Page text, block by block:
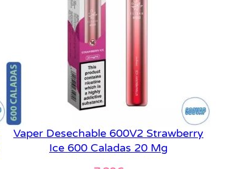
Vaper Desechable 600V2 Strawberry
Ice 600 Caladas 20 Mg